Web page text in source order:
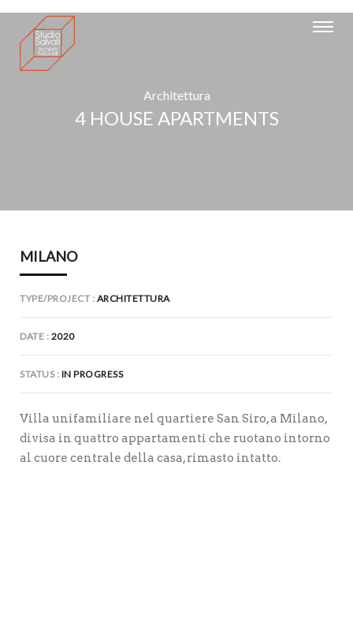
Architettura
4 HOUSE APARTMENTS
MILANO
TYPE/PROJECT ARCHITETTURA
DATE 2020
STATUS IN PROGRESS
Villa unifamiliare nel quartiere San Siro, a Milano,
divisa in quattro appartamenti che ruotano intorno
al cuore centrale della casa, rimasto intatto.